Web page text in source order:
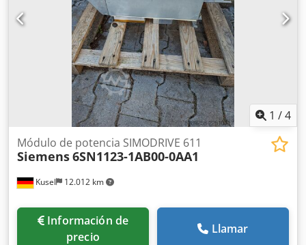
1 /4
Kusel 12.012 km
Módulo de potencia SIMODRIVE 611
Siemens6SN1123-1AB00-0AA1
Información de
precio
Llamar